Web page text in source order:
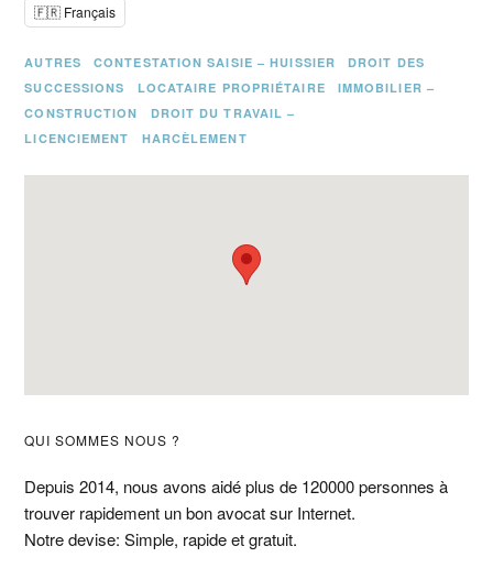
🇫🇷 Français
AUTRES CONTESTATION SAISIE – HUISSIER
DROIT DES
SUCCESSIONS
LOCATAIRE PROPRIÉTAIRE
IMMOBILIER –
CONSTRUCTION
DROIT DU TRAVAIL –
LICENCIEMENT
HARCÈLEMENT
Barre
latérale
principale
QUI SOMMES NOUS ?
Depuis 2014, nous avons aidé plus de 120000 personnes à
trouver rapidement un bon avocat sur Internet.
Notre devise: Simple, rapide et gratuit.